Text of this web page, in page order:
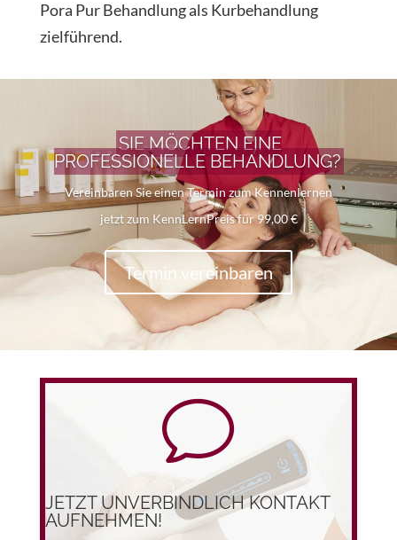
Pora Pur Behandlung als Kurbehandlung
zielführend.
SIE MÖCHTEN EINE
PROFESSIONELLE BEHANDLUNG?
Vereinbaren Sie einen Termin zum Kennenlernen
jetzt zum KennLernPreis für 99,00 €
Termin vereinbaren
v
JETZT UNVERBINDLICH KONTAKT
AUFNEHMEN!